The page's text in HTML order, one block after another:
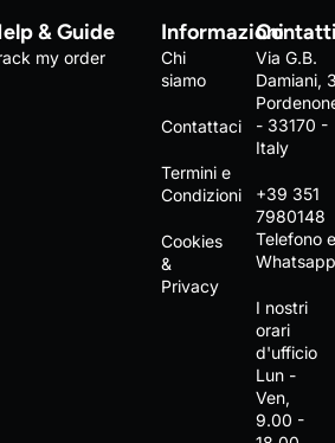
& Guide
my order
Informazioni
Chi
siamo
Contattaci
Termini e
Condizioni
Cookies
&
Privacy
Via G.B.
Damiani,
- 33170 -
Italy
+39 351
7980148
Telefono
I nostri
orari
d'ufficio
Lun -
Ven,
9.00 -